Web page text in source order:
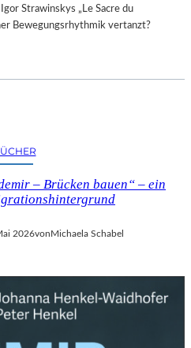
Strawinskys „Le Sacre du
Bewegungsrhythmik vertanzt?
– Brücken bauen“ – ein
2026vonMichaela Schabel